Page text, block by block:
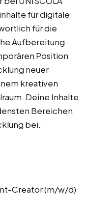
für digitale
für die
Aufbereitung
Position
neuer
kreativen
Deine Inhalte
Bereichen
bei.
Creator (m/w/d)